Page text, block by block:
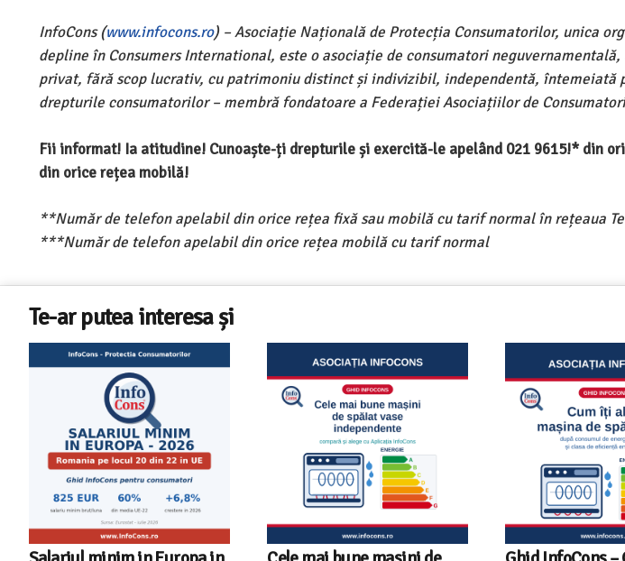
InfoCons (www.infocons.ro) – Asociație Națională de Protecția Consumatorilor, unica
depline în Consumers International, este o asociație de consumatori
privat, fără scop lucrativ, cu patrimoniu distinct și indivizibil, independentă, întemeiată
drepturile consumatorilor – membră fondatoare a Federației Asociațiilor de
Fii informat! Ia atitudine! Cunoaște-ți drepturile și exercită-le apelând 021 9615!* din
din orice rețea mobilă!
**Număr de telefon apelabil din orice rețea fixă sau mobilă cu tarif normal în rețeaua
***Număr de telefon apelabil din orice rețea mobilă cu tarif normal
Te-ar putea interesa și